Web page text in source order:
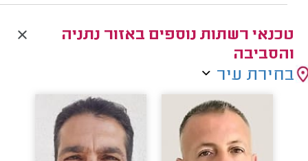
טכנאי רשתות נוספים באזור נתניה
והסביבה
בחירת עיר